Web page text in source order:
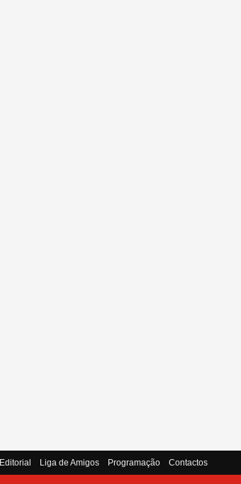
Editorial Liga de Amigos Programação Contactos